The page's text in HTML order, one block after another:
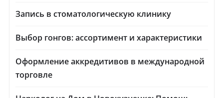
Запись в стоматологическую клинику
Выбор гонгов: ассортимент и характеристики
Оформление аккредитивов в международной
торговле